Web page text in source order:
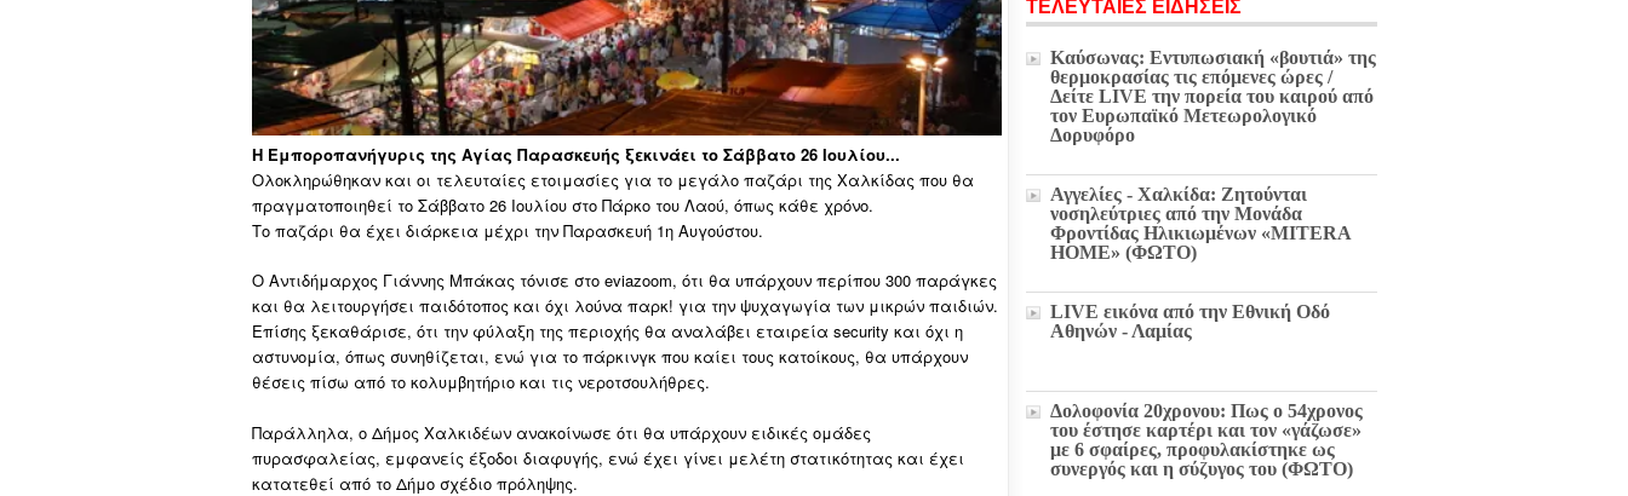
Η Εμποροπανήγυρις της Αγίας Παρασκευής ξεκινάει το Σάββατο 26 Ιουλίου...
Ολοκληρώθηκαν και οι τελευταίες ετοιμασίες για το μεγάλο παζάρι της Χαλκίδας που θα
πραγματοποιηθεί το Σάββατο 26 Ιουλίου στο Πάρκο του Λαού, όπως κάθε χρόνο.
Το παζάρι θα έχει διάρκεια μέχρι την Παρασκευή 1η Αυγούστου.
Ο Αντιδήμαρχος Γιάννης Μπάκας τόνισε στο eviazoom, ότι θα υπάρχουν περίπου 300 παράγκες
και θα λειτουργήσει παιδότοπος και όχι λούνα παρκ! για την ψυχαγωγία των μικρών παιδιών.
Επίσης ξεκαθάρισε, ότι την φύλαξη της περιοχής θα αναλάβει εταιρεία security και όχι η
αστυνομία, όπως συνηθίζεται, ενώ για το πάρκινγκ που καίει τους κατοίκους, θα υπάρχουν
θέσεις πίσω από το κολυμβητήριο και τις νεροτσουλήθρες.
Παράλληλα, ο Δήμος Χαλκιδέων ανακοίνωσε ότι θα υπάρχουν ειδικές ομάδες
πυρασφαλείας, εμφανείς έξοδοι διαφυγής, ενώ έχει γίνει μελέτη στατικότητας και έχει
κατατεθεί από το Δήμο σχέδιο πρόληψης.
ΤΕΛΕΥΤΑΙΕΣ ΕΙΔΗΣΕΙΣ
Καύσωνας: Εντυπωσιακή «βουτιά» της
θερμοκρασίας τις επόμενες ώρες /
Δείτε LIVE την πορεία του καιρού από
τον Ευρωπαϊκό Μετεωρολογικό
Δορυφόρο
Αγγελίες - Χαλκίδα: Ζητούνται
νοσηλεύτριες από την Μονάδα
Φροντίδας Ηλικιωμένων «MITERA
HOME» (ΦΩΤΟ)
LIVE εικόνα από την Εθνική Οδό
Αθηνών - Λαμίας
Δολοφονία 20χρονου: Πως ο 54χρονος
του έστησε καρτέρι και τον «γάζωσε»
με 6 σφαίρες, προφυλακίστηκε ως
συνεργός και η σύζυγος του (ΦΩΤΟ)